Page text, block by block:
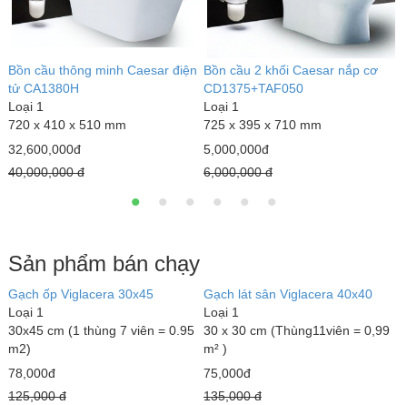
Bồn cầu thông minh Caesar điện
tử CA1380H
Loại 1
720 x 410 x 510 mm
32,600,000đ
40,000,000 đ
Bồn cầu 2 khối Caesar nắp cơ
CD1375+TAF050
Loại 1
725 x 395 x 710 mm
5,000,000đ
6,000,000 đ
Sản phẩm bán chạy
Gạch ốp Viglacera 30x45
Loại 1
30x45 cm (1 thùng 7 viên = 0.95
m2)
78,000đ
125,000 đ
Gạch lát sân Viglacera 40x40
Loại 1
30 x 30 cm (Thùng11viên = 0,99
m² )
75,000đ
135,000 đ